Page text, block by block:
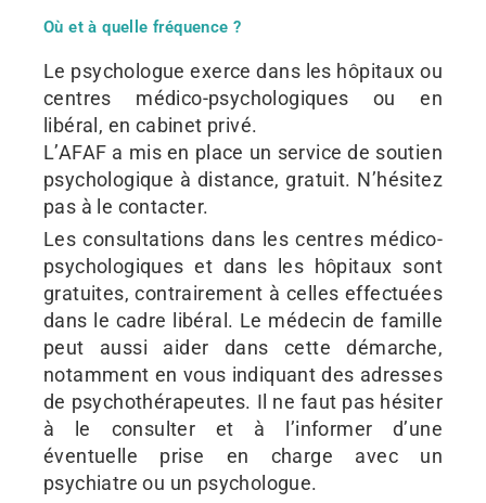
Où et à quelle fréquence ?
Le psychologue exerce dans les hôpitaux ou
centres médico-psychologiques ou en
libéral, en cabinet privé.
L’AFAF a mis en place un service de soutien
psychologique à distance, gratuit. N’hésitez
pas à le contacter.
Les consultations dans les centres médico-
psychologiques et dans les hôpitaux sont
gratuites, contrairement à celles effectuées
dans le cadre libéral. Le médecin de famille
peut aussi aider dans cette démarche,
notamment en vous indiquant des adresses
de psychothérapeutes. Il ne faut pas hésiter
à le consulter et à l’informer d’une
éventuelle prise en charge avec un
psychiatre ou un psychologue.